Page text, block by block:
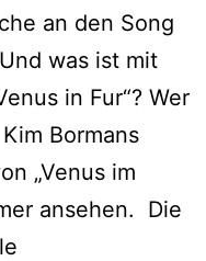
an den Song
was ist mit
in Fur“? Wer
Bormans
„Venus im
ansehen. Die